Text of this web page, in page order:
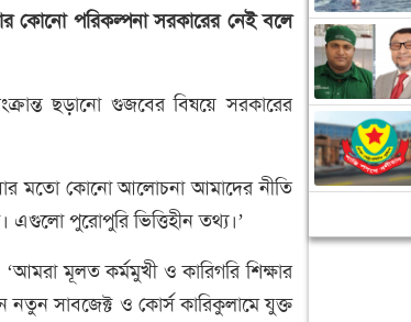
কোনো পরিকল্পনা সরকারের নেই বলে
ছড়ানো গুজবের বিষয়ে সরকারের
মতো কোনো আলোচনা আমাদের নীতি
এগুলো পুরোপুরি ভিত্তিহীন তথ্য।’
‘আমরা মূলত কর্মমুখী ও কারিগরি শিক্ষার
নতুন সাবজেক্ট ও কোর্স কারিকুলামে যুক্ত